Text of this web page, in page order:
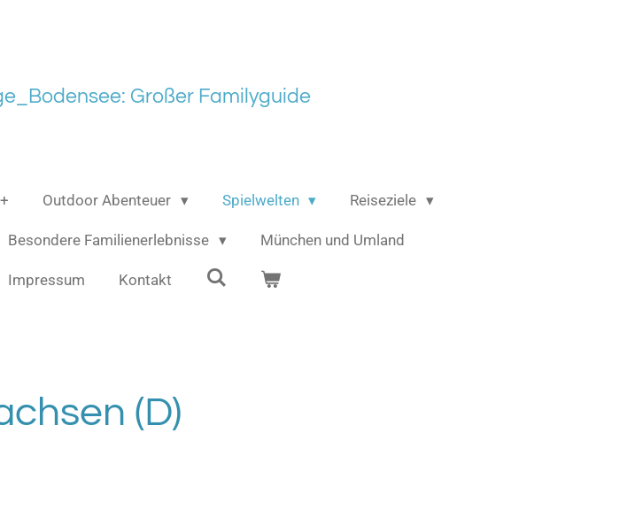
Großer Familyguide
Outdoor Abenteuer Spielwelten Reiseziele
Besondere Familienerlebnisse München und Umland
Impressum Kontakt
(D)